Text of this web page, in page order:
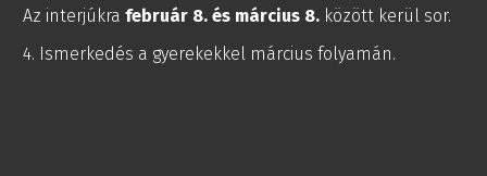
Az interjúkra február 8. és március 8. között kerül sor.
4. Ismerkedés a gyerekekkel március folyamán.